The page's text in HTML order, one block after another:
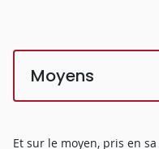
Moyens
Et sur le moyen, pris en